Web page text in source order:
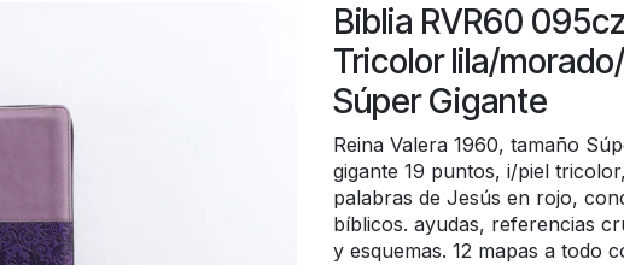
Biblia RVR60
Tricolor lila/
Súper Gigante
Reina Valera 1960, tamaño
gigante 19 puntos, i/piel
palabras de Jesús en rojo,
bíblicos. ayudas, referencias
y esquemas. 12 mapas a todo